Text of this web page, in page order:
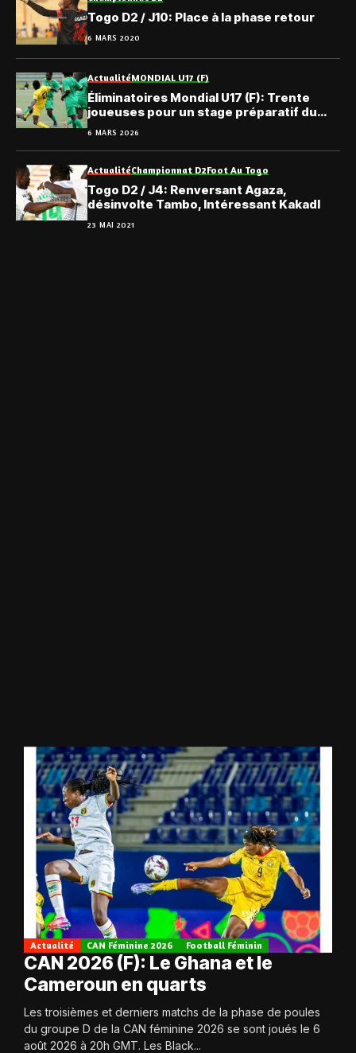
Togo D2 / J10: Place à la phase retour
6 MARS 2020
ActualitéMONDIAL U17 (F)
Éliminatoires Mondial U17 (F): Trente
joueuses pour un stage préparatif du
Togo
6 MARS 2026
ActualitéChampionnat D2Foot Au Togo
Togo D2 / J4: Renversant Agaza,
désinvolte Tambo, Intéressant Kakadl
23 MAI 2021
Actualité CAN Féminine 2026 Football Féminin
CAN 2026 (F): Le Ghana et le
Cameroun en quarts
Les troisièmes et derniers matchs de la phase de poules
du groupe D de la CAN féminine 2026 se sont joués le 6
août 2026 à 20h GMT. Les Black...